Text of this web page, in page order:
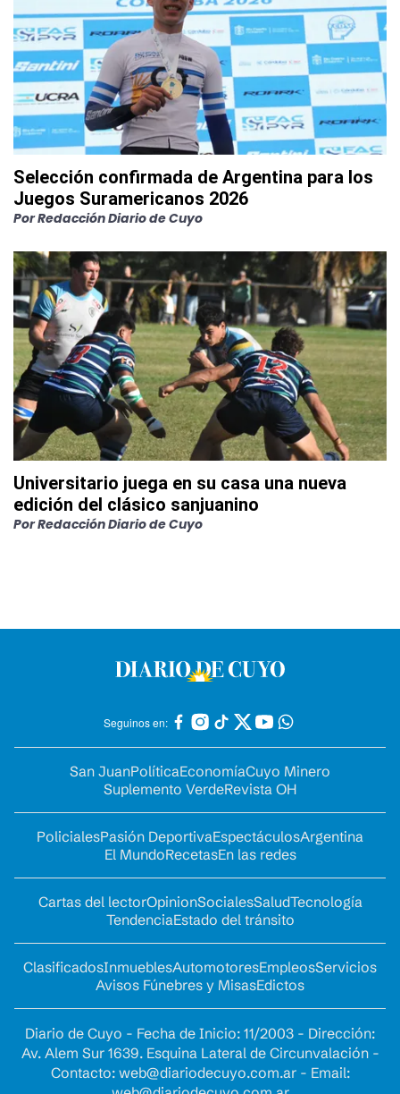
Selección confirmada de Argentina para los
Juegos Suramericanos 2026
PorRedacción Diario de Cuyo
Universitario juega en su casa una nueva
edición del clásico sanjuanino
PorRedacción Diario de Cuyo
Seguinos en:
San JuanPolíticaEconomíaCuyo Minero
Suplemento VerdeRevista OH
PolicialesPasión DeportivaEspectáculosArgentina
El MundoRecetasEn las redes
Cartas del lectorOpinionSocialesSaludTecnología
TendenciaEstado del tránsito
ClasificadosInmueblesAutomotoresEmpleosServicios
Avisos Fúnebres y MisasEdictos
Diario de Cuyo - Fecha de Inicio: 11/2003 - Dirección:
Av. Alem Sur 1639. Esquina Lateral de Circunvalación -
Contacto: web@diariodecuyo.com.ar- Email: